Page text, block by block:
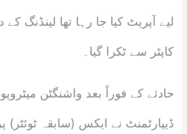
لیے آپریٹ کیا جا رہا تھا لینڈنگ
کاپٹر سے ٹکرا گیا۔
حادثے کے فوراً بعد واشنگٹن
ڈیپارٹمنٹ نے ایکس (سابقہ ٹوئٹر)